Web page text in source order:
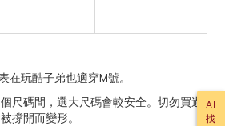
在玩酷子弟也適穿M號。
尺碼間，選大尺碼會較安全。切勿買過
撐開而變形。
AI
找